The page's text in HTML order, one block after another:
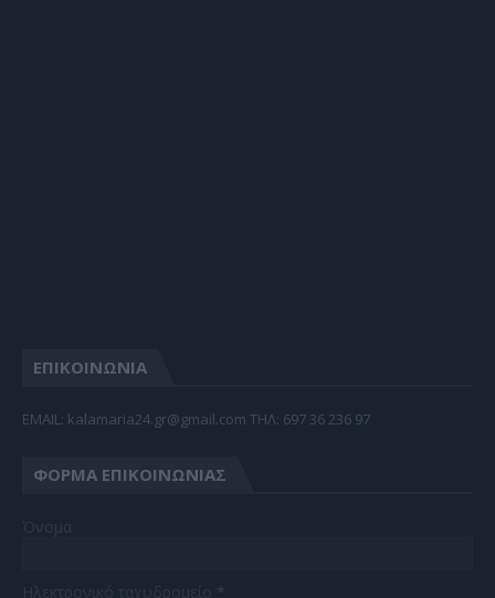
ΕΠΙΚΟΙΝΩΝΙΑ
EMAIL: kalamaria24.gr@gmail.com TΗΛ: 697 36 236 97
ΦΌΡΜΑ ΕΠΙΚΟΙΝΩΝΊΑΣ